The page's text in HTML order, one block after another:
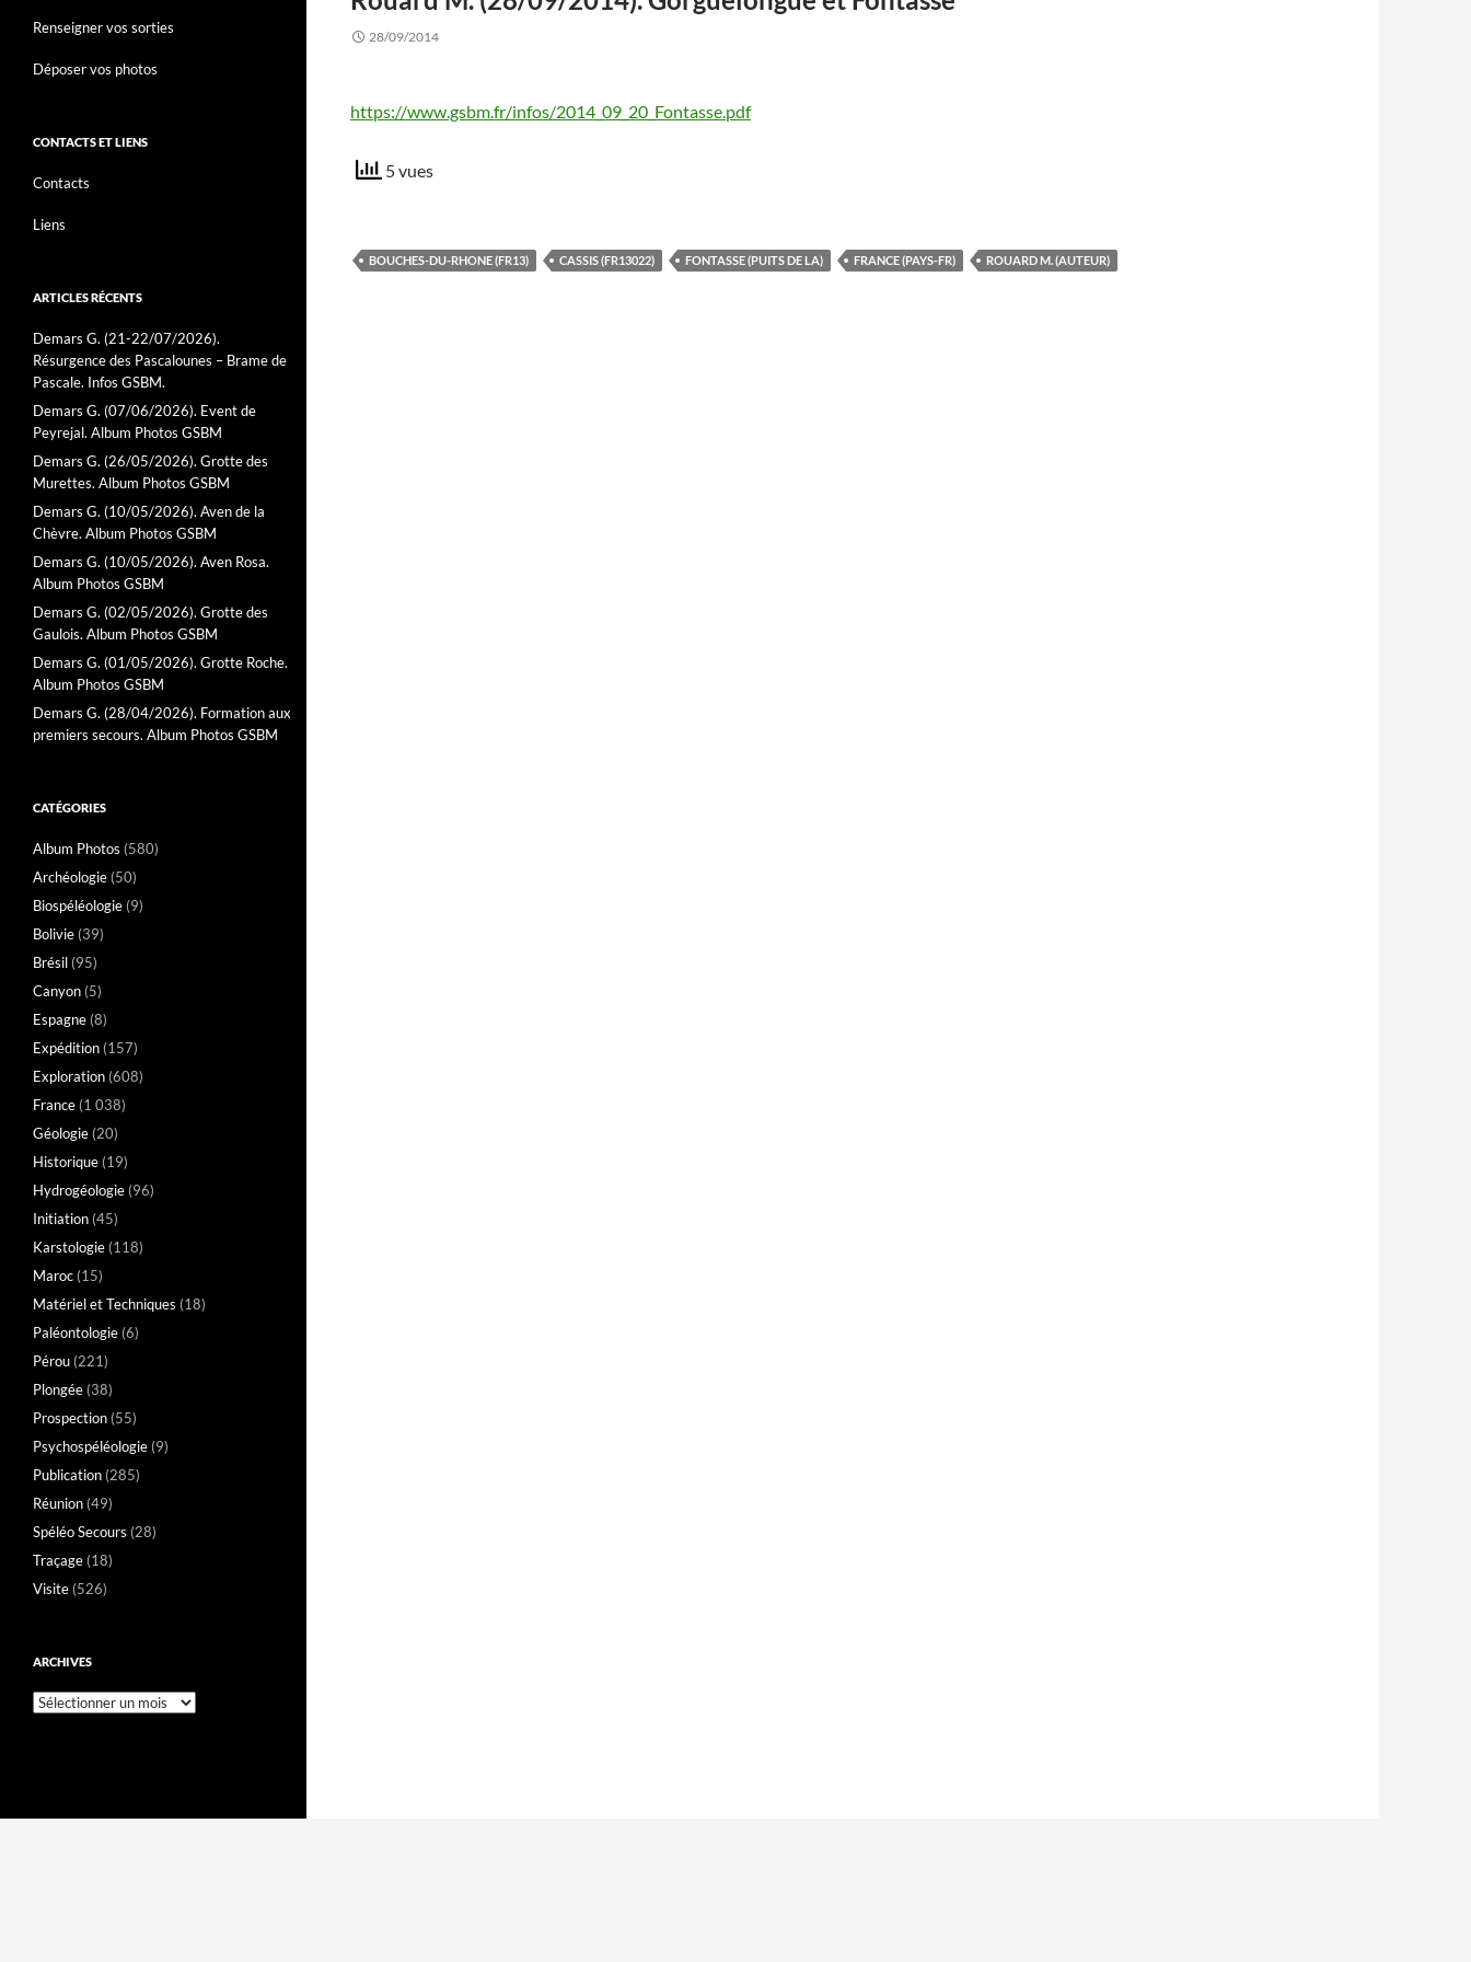
28/09/2014
https://www.gsbm.fr/infos/2014_09_20_Fontasse.pdf
5 vues
BOUCHES-DU-RHONE (FR13) CASSIS (FR13022) FONTASSE (PUITS DE LA) FRANCE (PAYS-FR) ROUARD M. (AUTEUR)
Renseigner vos sorties
Déposer vos photos
CONTACTS ET LIENS
Contacts
Liens
ARTICLES RÉCENTS
Demars G. (21-22/07/2026).
Résurgence des Pascalounes – Brame de
Pascale. Infos GSBM.
Demars G. (07/06/2026). Event de
Peyrejal. Album Photos GSBM
Demars G. (26/05/2026). Grotte des
Murettes. Album Photos GSBM
Demars G. (10/05/2026). Aven de la
Chèvre. Album Photos GSBM
Demars G. (10/05/2026). Aven Rosa.
Album Photos GSBM
Demars G. (02/05/2026). Grotte des
Gaulois. Album Photos GSBM
Demars G. (01/05/2026). Grotte Roche.
Album Photos GSBM
Demars G. (28/04/2026). Formation aux
premiers secours. Album Photos GSBM
CATÉGORIES
Album Photos (580)
Archéologie (50)
Biospéléologie (9)
Bolivie (39)
Brésil (95)
Canyon (5)
Espagne (8)
Expédition (157)
Exploration (608)
France (1 038)
Géologie (20)
Historique (19)
Hydrogéologie (96)
Initiation (45)
Karstologie (118)
Maroc (15)
Matériel et Techniques (18)
Paléontologie (6)
Pérou (221)
Plongée (38)
Prospection (55)
Psychospéléologie (9)
Publication (285)
Réunion (49)
Spéléo Secours (28)
Traçage (18)
Visite (526)
ARCHIVES
Archives